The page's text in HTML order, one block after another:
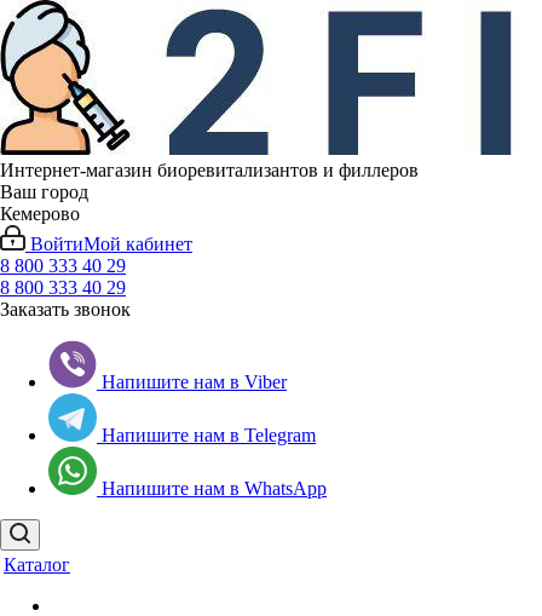
Интернет-магазин биоревитализантов и филлеров
Ваш город
Кемерово
ВойтиМой кабинет
8 800 333 40 29
8 800 333 40 29
Заказать звонок
Напишите нам в Viber
Напишите нам в Telegram
Напишите нам в WhatsApp
Каталог